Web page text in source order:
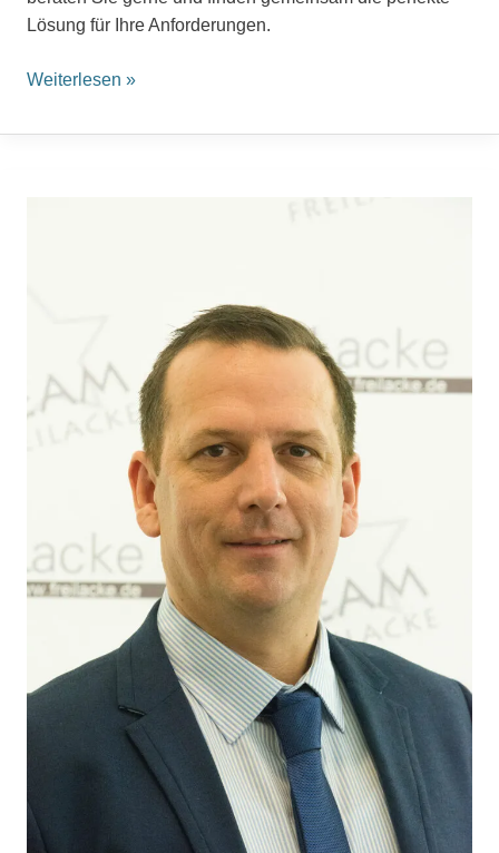
Lösung für Ihre Anforderungen.
Weiterlesen »